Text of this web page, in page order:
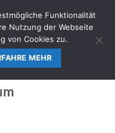
EVENTS
0
Funktionalität
Nutzung der Webseite
von Cookies zu.
MEHR